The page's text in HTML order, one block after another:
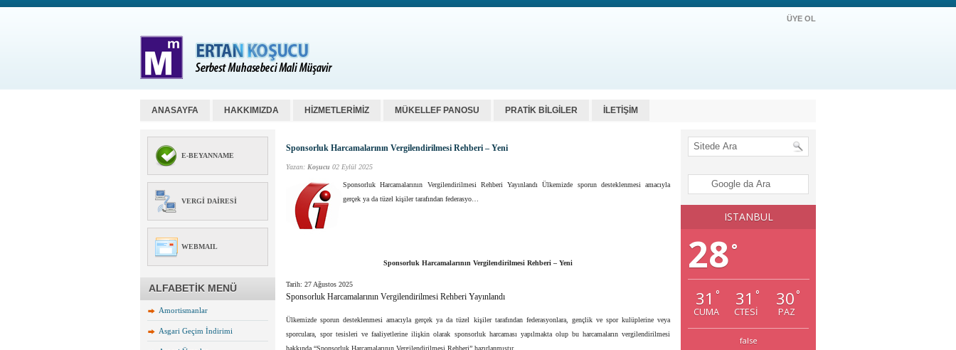
ÜYE OL
ANASAYFA HAKKIMIZDA HİZMETLERİMİZ MÜKELLEF PANOSU PRATİK BİLGİLER İLETİŞİM
E-BEYANNAME
VERGI DAIRESI
WEBMAIL
ALFABETİK MENÜ
Amortismanlar
Asgari Geçim İndirimi
Sponsorluk Harcamalarının Vergilendirilmesi Rehberi – Yeni
Yazan: Koşucu 02 Eylül 2025
Sponsorluk Harcamalarının Vergilendirilmesi Rehberi Yayınlandı Ülkemizde sporun desteklenmesi amacıyla
gerçek ya da tüzel kişiler tarafından federasyo…
Sponsorluk Harcamalarının Vergilendirilmesi Rehberi – Yeni
Tarih: 27 Ağustos 2025
Sponsorluk Harcamalarının Vergilendirilmesi Rehberi Yayınlandı
Ülkemizde sporun desteklenmesi amacıyla gerçek ya da tüzel kişiler tarafından federasyonlara, gençlik ve spor kulüplerine veya
sporculara, spor tesisleri ve faaliyetlerine ilişkin olarak sponsorluk harcaması yapılmakta olup bu harcamaların vergilendirilmesi
hakkında “Sponsorluk Harcamalarının Vergilendirilmesi Rehberi” hazırlanmıştır.
ISTANBUL
28°
31 °
CUMA
31 °
CTESI
30 °
PAZ
false